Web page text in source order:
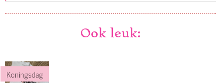
Ook leuk:
Koningsdag